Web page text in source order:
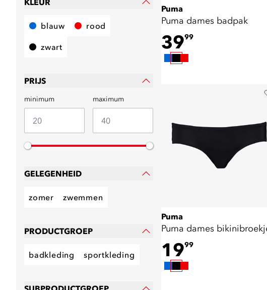
KLEUR
blauw rood
zwart
PRIJS
minimum maximum
GELEGENHEID
zomer zwemmen
PRODUCTGROEP
badkleding sportkleding
Puma
Puma dames badpak
3999
Puma
Puma dames
1999